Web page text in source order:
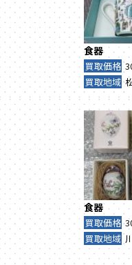
食器
買取価格
買取地域
食器
買取価格
買取地域